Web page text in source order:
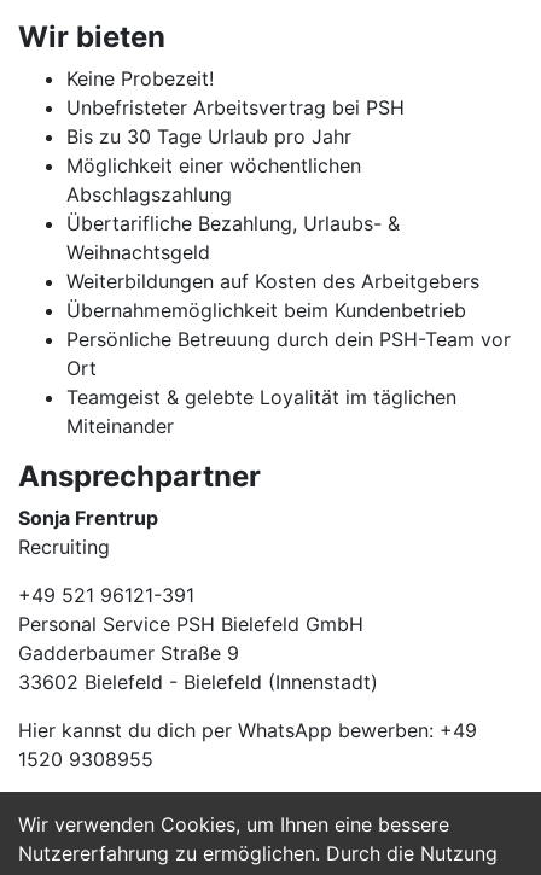
Wir verwenden Cookies, um Ihnen eine bessere
Nutzererfahrung zu ermöglichen. Durch die Nutzung
Wir bieten
Keine Probezeit!
Unbefristeter Arbeitsvertrag bei PSH
Bis zu 30 Tage Urlaub pro Jahr
Möglichkeit einer wöchentlichen
Abschlagszahlung
Übertarifliche Bezahlung, Urlaubs- &
Weihnachtsgeld
Weiterbildungen auf Kosten des Arbeitgebers
Übernahmemöglichkeit beim Kundenbetrieb
Persönliche Betreuung durch dein PSH-Team vor
Ort
Teamgeist & gelebte Loyalität im täglichen
Miteinander
Ansprechpartner
Sonja Frentrup
Recruiting
+49 521 96121-391
Personal Service PSH Bielefeld GmbH
Gadderbaumer Straße 9
33602 Bielefeld - Bielefeld (Innenstadt)
Hier kannst du dich per WhatsApp bewerben: +49
1520 9308955
Jetzt Bewerben